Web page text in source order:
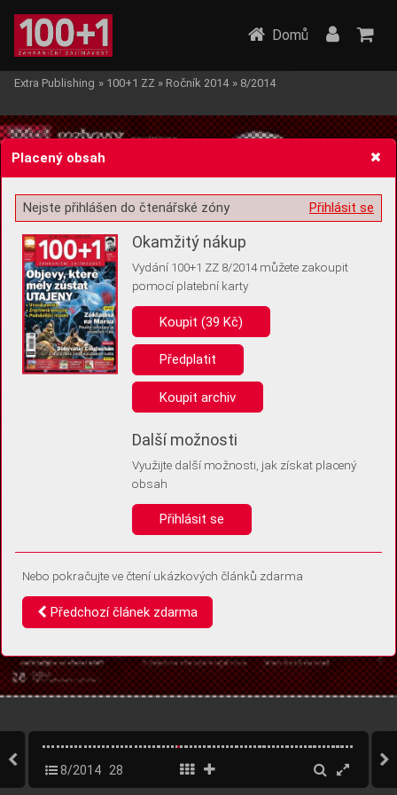
Žádost o souhlas s ukládáním volitelných informací
Pro základní fungování webu nepotřebujeme ukládat žádné informace
(tzv. cookies apod.). Rádi bychom vás ale požádali o souhlas s
uložením volitelných informací:
Anonymní unikátní ID
Díky němu příště poznáme, že se jedná o stejné zařízení, a
Identifikátor je zcela anonymní.
Vaše souhlasy a odmítnutí si ukládáme do vašeho zařízení, abychom se
vás už příště znovu neptali. Můžete je kdykoli později upravit ve Správě
Domů
Extra Publishing » 100+1 ZZ » Ročník 2014 » 8/2014
8/2014 28
Placený obsah
Přihlásit se
Nejste přihlášen do čtenářské zóny
Okamžitý nákup
Vydání 100+1 ZZ 8/2014 můžete zakoupit
pomocí platební karty
Koupit (39 Kč)
Předplatit
Koupit archiv
Další možnosti
Využijte další možnosti, jak získat placený
obsah
Přihlásit se
Nebo pokračujte ve čtení ukázkových článků zdarma
Předchozí článek zdarma